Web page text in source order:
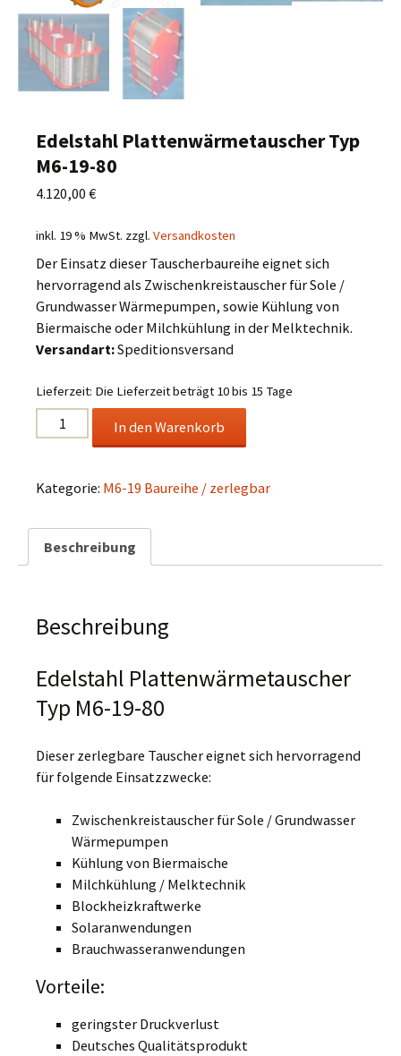
Edelstahl Plattenwärmetauscher Typ
M6-19-80
4.120,00 €
inkl. 19 % MwSt. zzgl. Versandkosten
Der Einsatz dieser Tauscherbaureihe eignet sich
hervorragend als Zwischenkreistauscher für Sole /
Grundwasser Wärmepumpen, sowie Kühlung von
Biermaische oder Milchkühlung in der Melktechnik.
Versandart:Speditionsversand
Lieferzeit: Die Lieferzeit beträgt 10 bis 15 Tage
Edelstahl
Plattenwärmetauscher
M6-
80
Menge
In den Warenkorb
Kategorie: M6-19 Baureihe / zerlegbar
Beschreibung
Beschreibung
Edelstahl Plattenwärmetauscher
Typ M6-19-80
Dieser zerlegbare Tauscher eignet sich hervorragend
für folgende Einsatzzwecke:
Zwischenkreistauscher für Sole / Grundwasser
Wärmepumpen
Kühlung von Biermaische
Milchkühlung / Melktechnik
Blockheizkraftwerke
Solaranwendungen
Brauchwasseranwendungen
Vorteile:
geringster Druckverlust
Deutsches Qualitätsprodukt